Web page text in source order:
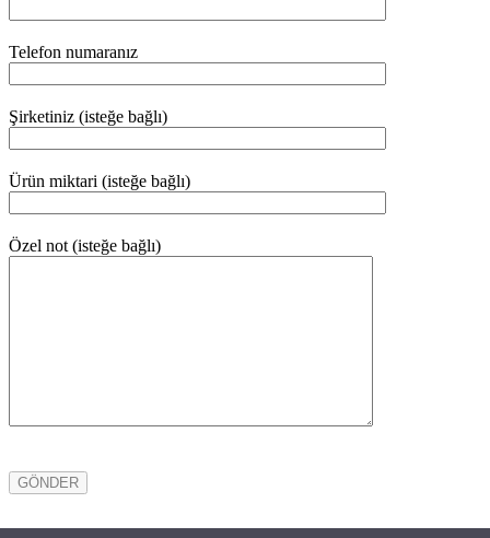
Telefon numaranız
Şirketiniz (isteğe bağlı)
Ürün miktari (isteğe bağlı)
Özel not (isteğe bağlı)